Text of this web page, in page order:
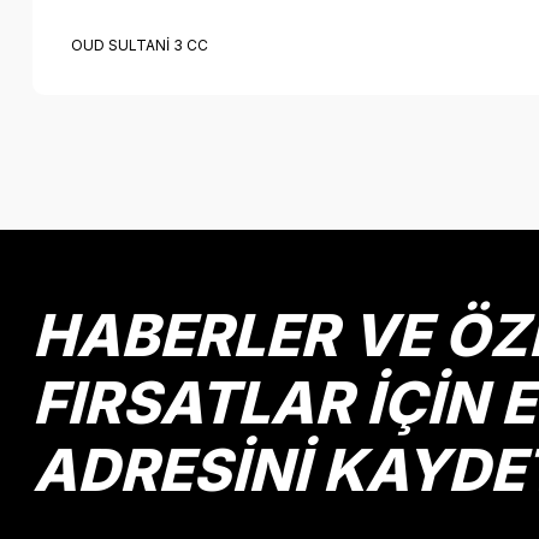
OUD SULTANİ 3 CC
Ürün resmi kalitesiz, bozuk veya görüntülenemiyor.
Ürün fiyatı diğer sitelerden daha pahalı.
HABERLER VE
FIRSATLAR İÇİN
ADRESİNİ